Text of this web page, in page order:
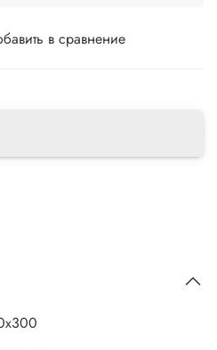
в сравнение